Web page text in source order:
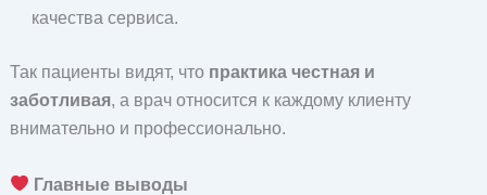
качества сервиса.
Так пациенты видят, что практика честная и
заботливая, а врач относится к каждому клиенту
внимательно и профессионально.
Главные выводы